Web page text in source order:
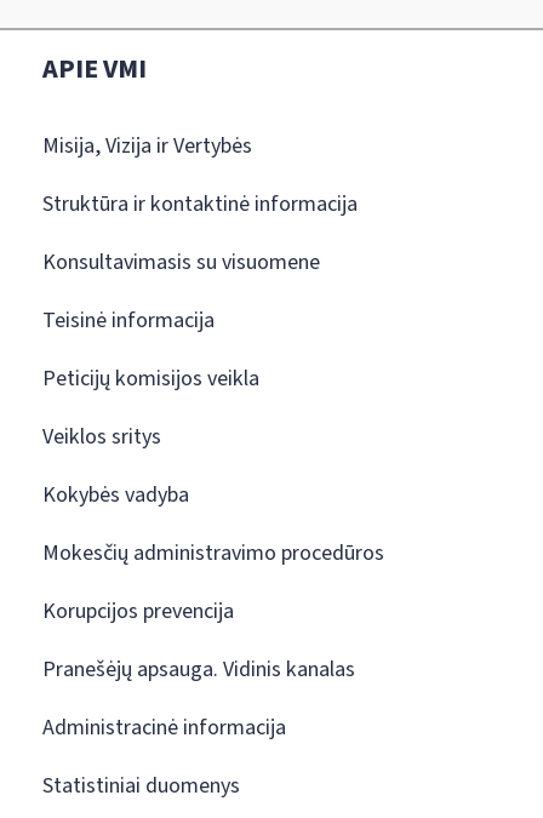
APIE VMI
Misija, Vizija ir Vertybės
Struktūra ir kontaktinė informacija
Konsultavimasis su visuomene
Teisinė informacija
Peticijų komisijos veikla
Veiklos sritys
Kokybės vadyba
Mokesčių administravimo procedūros
Korupcijos prevencija
Pranešėjų apsauga. Vidinis kanalas
Administracinė informacija
Statistiniai duomenys